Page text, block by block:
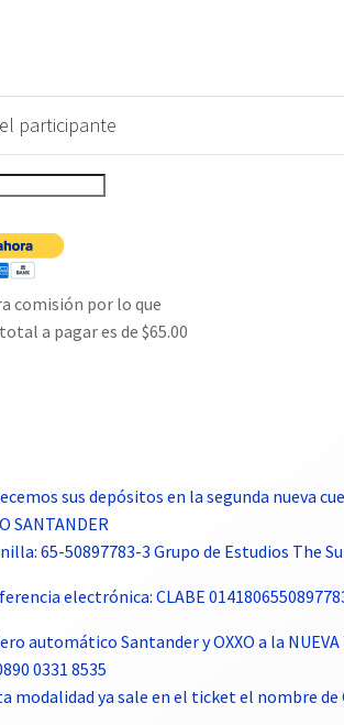
participante
comisión por lo que
a pagar es de $65.00
sus depósitos en la segunda nueva
SANTANDER
65-50897783-3 Grupo de Estudios The
electrónica: CLABE
automático Santander y OXXO a la
0331 8535
modalidad ya sale en el ticket el nombre